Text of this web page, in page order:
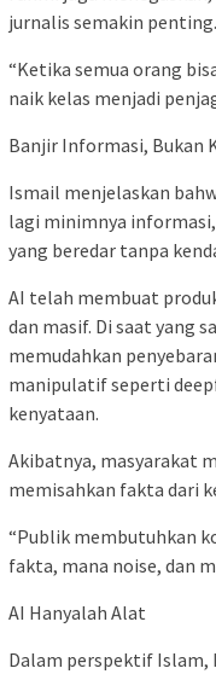
jurnalis semakin penting.
“Ketika semua orang
naik kelas menjadi
Banjir Informasi, Bukan
Ismail menjelaskan
lagi minimnya
yang beredar tanpa
AI telah membuat
dan masif. Di saat yang
memudahkan
manipulatif seperti
kenyataan.
Akibatnya, masyarakat
memisahkan fakta dari
“Publik membutuhkan
fakta, mana noise, dan
AI Hanyalah Alat
Dalam perspektif Islam,